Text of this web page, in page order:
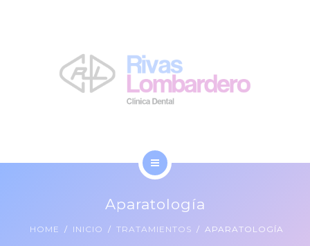
Aparatología
HOME INICIO TRATAMIENTOS APARATOLOGÍA